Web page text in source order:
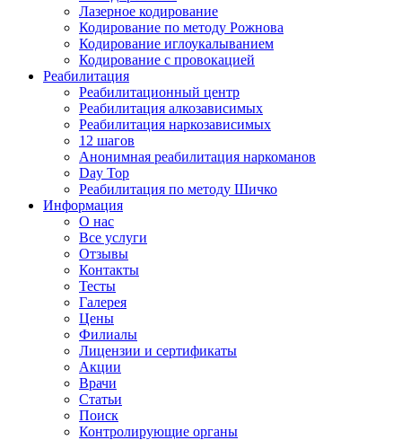
Лазерное кодирование
Кодирование по методу Рожнова
Кодирование иглоукалыванием
Кодирование с провокацией
Реабилитация
Реабилитационный центр
Реабилитация алкозависимых
Реабилитация наркозависимых
12 шагов
Анонимная реабилитация наркоманов
Day Top
Реабилитация по методу Шичко
Информация
О нас
Все услуги
Отзывы
Контакты
Тесты
Галерея
Цены
Филиалы
Лицензии и сертификаты
Акции
Врачи
Статьи
Поиск
Контролирующие органы